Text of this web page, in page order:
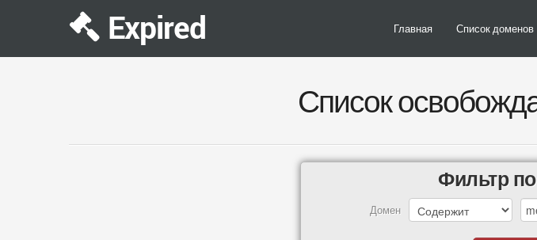
Expired Главная Список доменов
Список
Фильтр
Домен